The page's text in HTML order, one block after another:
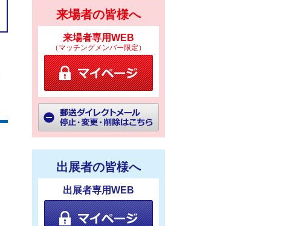
来場者の皆様へ
来場者専用WEB
（マッチングメンバー限定）
出展者の皆様へ
出展者専用WEB